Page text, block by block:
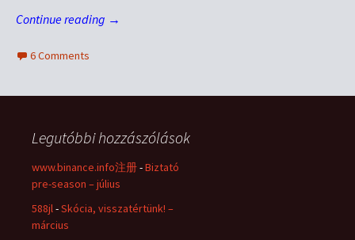
Continue reading →
6 Comments
Legutóbbi hozzászólások
www.binance.info注册-Biztató
pre-season – július
588jl-Skócia, visszatértünk! –
március